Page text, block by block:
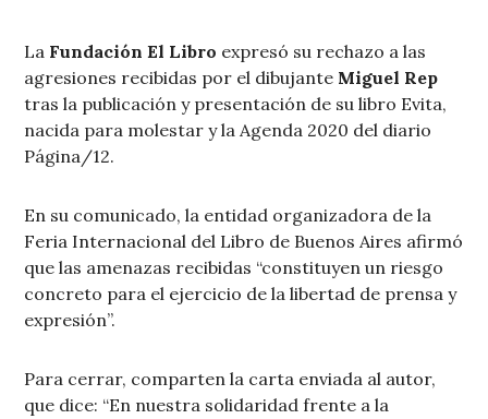
La Fundación El Libro expresó su rechazo a las
agresiones recibidas por el dibujante Miguel Rep
tras la publicación y presentación de su libro Evita,
nacida para molestar y la Agenda 2020 del diario
Página/12.
En su comunicado, la entidad organizadora de la
Feria Internacional del Libro de Buenos Aires afirmó
que las amenazas recibidas “constituyen un riesgo
concreto para el ejercicio de la libertad de prensa y
expresión”.
Para cerrar, comparten la carta enviada al autor,
que dice: “En nuestra solidaridad frente a la